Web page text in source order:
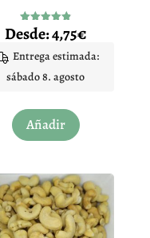
Valorado
con
de 5
Desde:4,75€
Entrega estimada:
sábado 8. agosto
Añadir
producto
variantes.
Las
opciones